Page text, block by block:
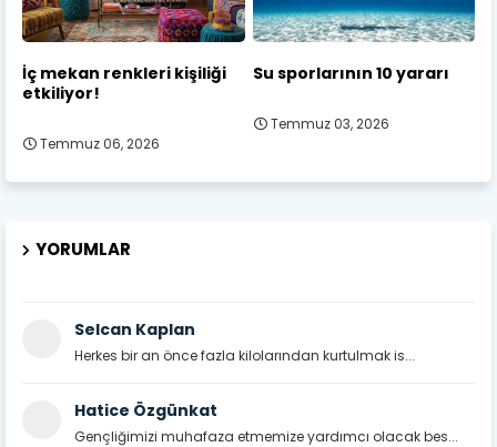
İç mekan renkleri kişiliği
etkiliyor!
Temmuz 06, 2026
Su sporlarının 10 yararı
Temmuz 03, 2026
YORUMLAR
Selcan Kaplan
Herkes bir an önce fazla kilolarından kurtulmak is...
Hatice Özgünkat
Gençliğimizi muhafaza etmemize yardımcı olacak bes...